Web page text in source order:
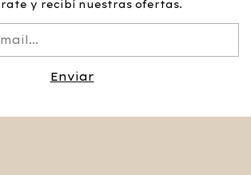
y recibí nuestras ofertas.